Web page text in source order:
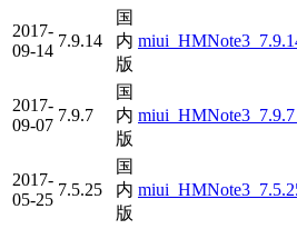
2017-
09-14
7.9.14
国
内
版
2017-
09-07
7.9.7
国
内
版
2017-
05-25
7.5.25
国
内
版